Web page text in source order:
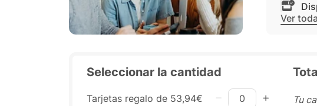
Ver
Seleccionar la cantidad
Tarjetas regalo de 53,94€
Tu